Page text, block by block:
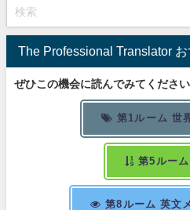
The Professional Translator お
ぜひこの機会に読んでみてください
第1ルーム 世
第5ルー
第8ルーム 英文